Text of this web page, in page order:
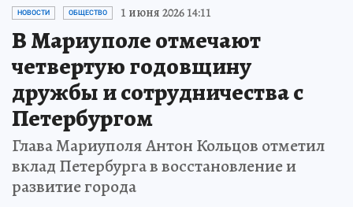
НОВОСТИ ОБЩЕСТВО 1 июня 2026 14:11
В Мариуполе отмечают
четвертую годовщину
дружбы и сотрудничества с
Петербургом
Глава Мариуполя Антон Кольцов отметил
вклад Петербурга в восстановление и
развитие города